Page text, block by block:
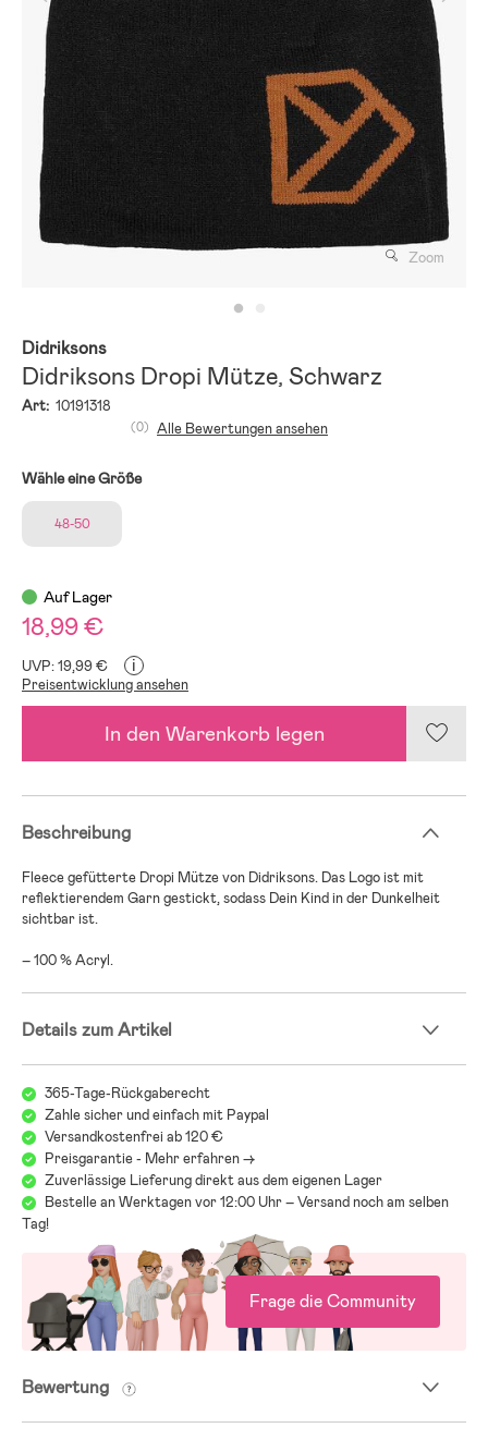
Zoom
Didriksons
Didriksons Dropi Mütze, Schwarz
Art: 10191318
(0) Alle Bewertungen ansehen
Wähle eine Größe
48-50
Auf Lager
18,99 €
UVP: 19,99 € i
Preisentwicklung ansehen
In den Warenkorb legen
Beschreibung
Fleece gefütterte Dropi Mütze von Didriksons. Das Logo ist mit
reflektierendem Garn gestickt, sodass Dein Kind in der Dunkelheit
sichtbar ist.
– 100 % Acryl.
Details zum Artikel
365-Tage-Rückgaberecht
Zahle sicher und einfach mit Paypal
Versandkostenfrei ab 120 €
Preisgarantie - Mehr erfahren ->
Zuverlässige Lieferung direkt aus dem eigenen Lager
Bestelle an Werktagen vor 12:00 Uhr – Versand noch am selben
Tag!
Frage die Community
Bewertung